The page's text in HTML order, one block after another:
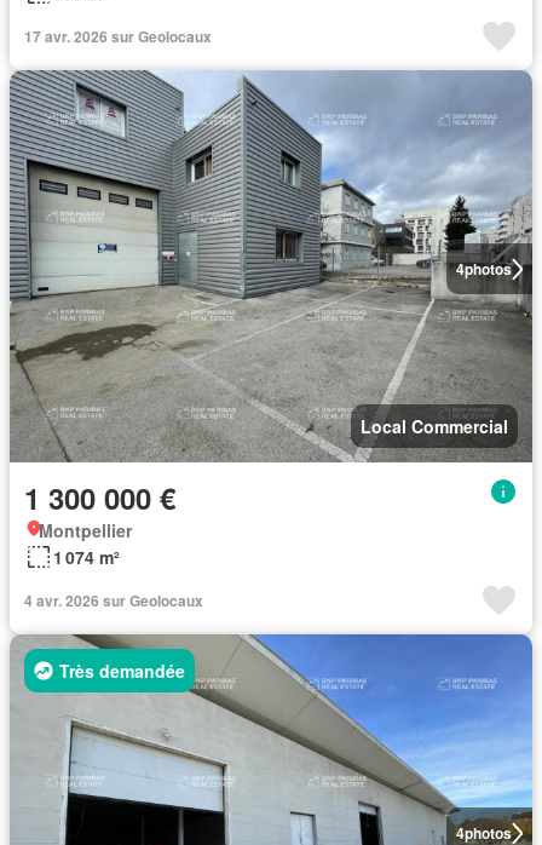
17 avr. 2026 sur Geolocaux
4photos
Local Commercial
1 300 000 €
Montpellier
1 074 m²
4 avr. 2026 sur Geolocaux
4photos
Très demandée